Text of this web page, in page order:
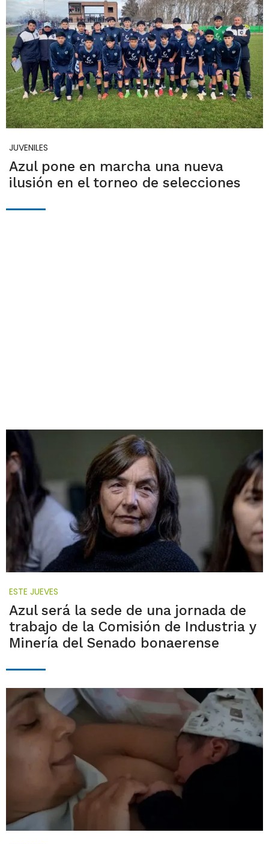
JUVENILES
Azul pone en marcha una nueva
ilusión en el torneo de selecciones
ESTE JUEVES
Azul será la sede de una jornada de
trabajo de la Comisión de Industria y
Minería del Senado bonaerense